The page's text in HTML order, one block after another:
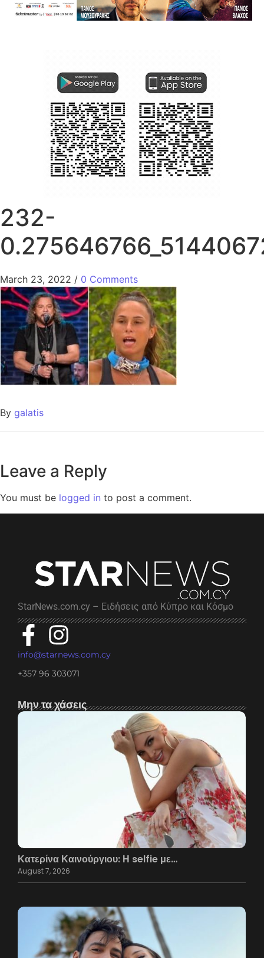
232-
March 23, 2022 / 0 Comments
By galatis
Leave a Reply
You must be logged in to post a comment.
StarNews.com.cy – Ειδήσεις από Κύπρο και Κόσμο
info@starnews.com.cy
+357 96 303071
Μην τα χάσεις
Κατερίνα Καινούργιου: Η selfie με…
August 7, 2026